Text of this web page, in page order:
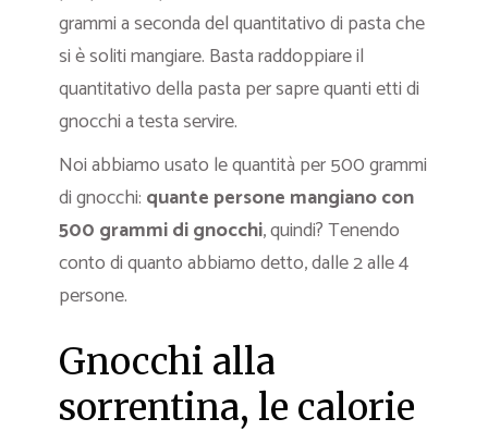
grammi a seconda del quantitativo di pasta che
si è soliti mangiare. Basta raddoppiare il
quantitativo della pasta per sapre quanti etti di
gnocchi a testa servire.
Noi abbiamo usato le quantità per 500 grammi
di gnocchi: quante persone mangiano con
500 grammi di gnocchi, quindi? Tenendo
conto di quanto abbiamo detto, dalle 2 alle 4
persone.
Gnocchi alla
sorrentina, le calorie